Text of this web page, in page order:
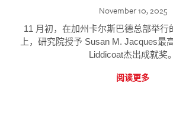
November 10, 2025
11 月初，在加州卡尔斯巴德总部举行
上，研究院授予 Susan M. Jacques最
Liddicoat杰出成就奖。
阅读更多